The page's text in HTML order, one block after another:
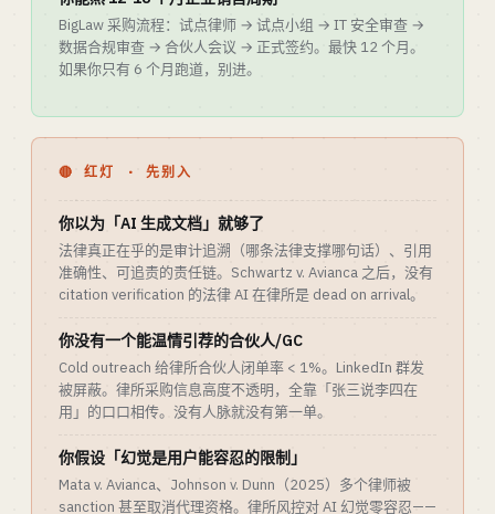
BigLaw 采购流程：试点律师 → 试点小组 → IT 安全审查 →
数据合规审查 → 合伙人会议 → 正式签约。最快 12 个月。
如果你只有 6 个月跑道，别进。
🔴 红灯 · 先别入
你以为「AI 生成文档」就够了
法律真正在乎的是审计追溯（哪条法律支撑哪句话）、引用
准确性、可追责的责任链。Schwartz v. Avianca 之后，没有
citation verification 的法律 AI 在律所是 dead on arrival。
你没有一个能温情引荐的合伙人/GC
Cold outreach 给律所合伙人闭单率 < 1%。LinkedIn 群发
被屏蔽。律所采购信息高度不透明，全靠「张三说李四在
用」的口口相传。没有人脉就没有第一单。
你假设「幻觉是用户能容忍的限制」
Mata v. Avianca、Johnson v. Dunn（2025）多个律师被
sanction 甚至取消代理资格。律所风控对 AI 幻觉零容忍——